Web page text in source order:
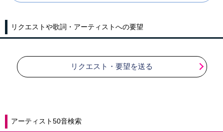
リクエストや歌詞・アーティストへの要望
リクエスト・要望を送る
アーティスト50音検索